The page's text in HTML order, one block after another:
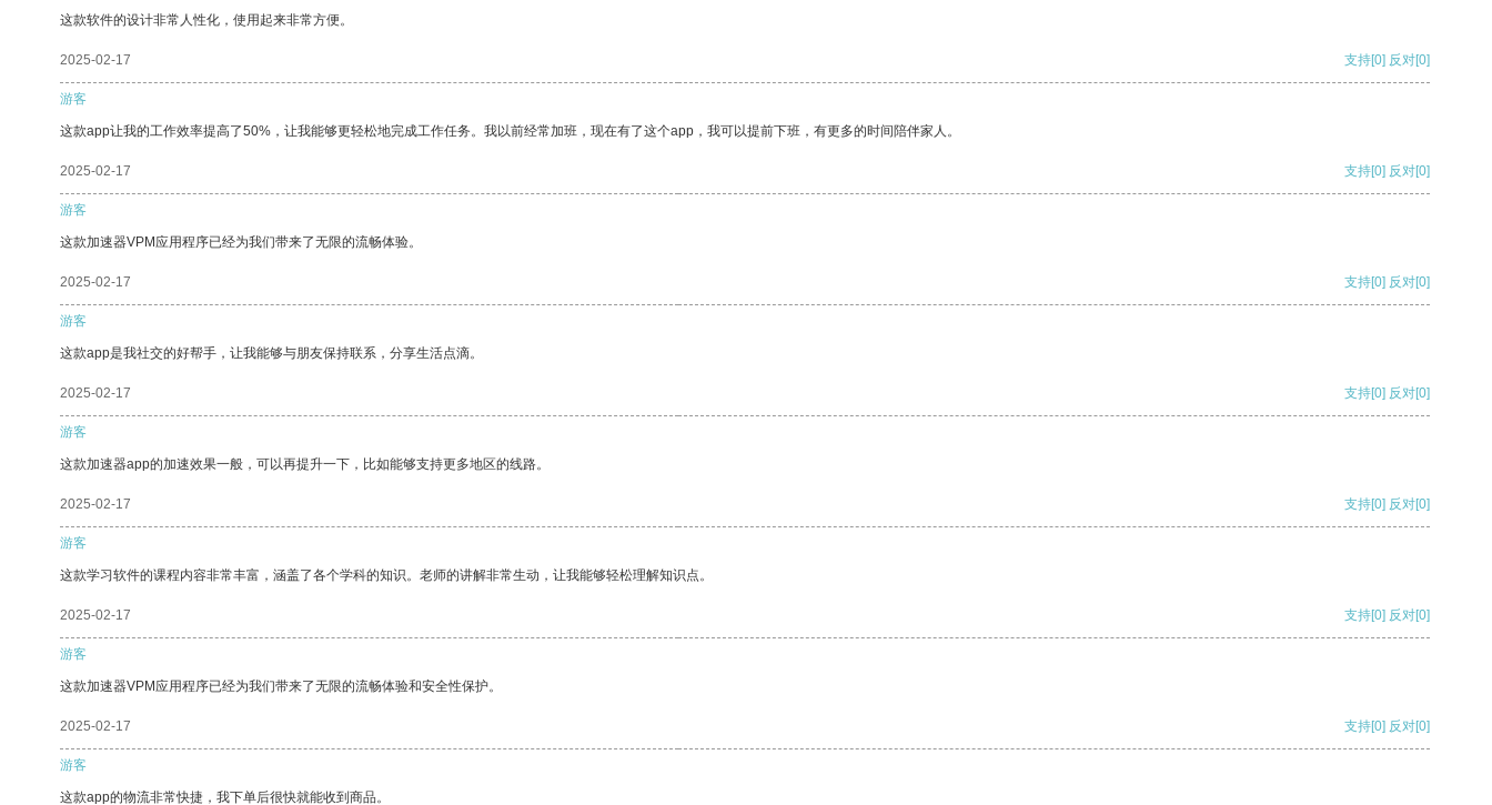
这款软件的设计非常人性化，使用起来非常方便。
2025-02-17 支持[0] 反对[0]
游客
这款app让我的工作效率提高了50%，让我能够更轻松地完成工作任务。我以前经常加班，现在有了这个app，我可以提前下班，有更多的时间陪伴家人。
2025-02-17 支持[0] 反对[0]
游客
这款加速器VPM应用程序已经为我们带来了无限的流畅体验。
2025-02-17 支持[0] 反对[0]
游客
这款app是我社交的好帮手，让我能够与朋友保持联系，分享生活点滴。
2025-02-17 支持[0] 反对[0]
游客
这款加速器app的加速效果一般，可以再提升一下，比如能够支持更多地区的线路。
2025-02-17 支持[0] 反对[0]
游客
这款学习软件的课程内容非常丰富，涵盖了各个学科的知识。老师的讲解非常生动，让我能够轻松理解知识点。
2025-02-17 支持[0] 反对[0]
游客
这款加速器VPM应用程序已经为我们带来了无限的流畅体验和安全性保护。
2025-02-17 支持[0] 反对[0]
游客
这款app的物流非常快捷，我下单后很快就能收到商品。